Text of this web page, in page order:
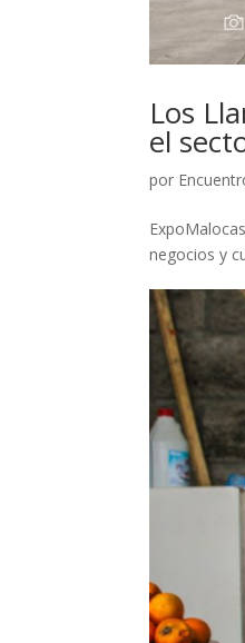
Los
el
por
negocios y